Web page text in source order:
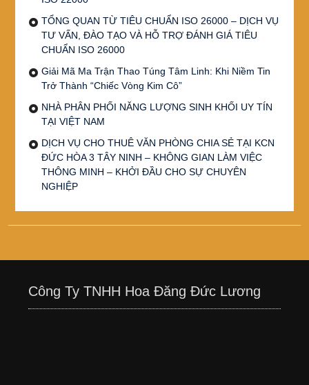
TỔNG QUAN TỪ TIÊU CHUẨN ISO 26000 – DỊCH VỤ
TƯ VẤN, ĐÀO TẠO VÀ HỖ TRỢ ĐÁNH GIÁ TIÊU
CHUẨN ISO 26000
Giải Mã Ma Trận Thao Túng Tâm Linh: Khi Niềm Tin
Trở Thành “Chiếc Vòng Kim Cô”
NHÀ PHÂN PHỐI NĂNG LƯỢNG SINH KHỐI UY TÍN
TẠI VIỆT NAM
DỊCH VỤ CHO THUÊ VĂN PHÒNG CHIA SẺ TẠI KCN
ĐỨC HÒA 3 TÂY NINH – KHÔNG GIAN LÀM VIỆC
THÔNG MINH – KHỞI ĐẦU CHO SỰ CHUYÊN
NGHIỆP
Công Ty TNHH Hoa Đăng Đức Lương